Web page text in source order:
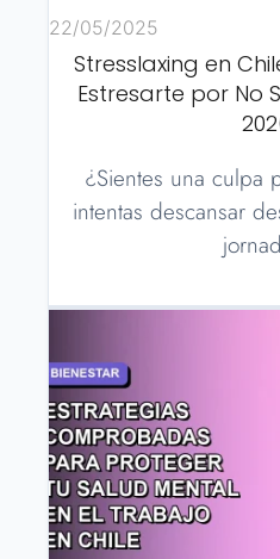
22/05/2025
Stresslaxing en
Estresarte por No
¿Sientes una culpa
intentas descansar